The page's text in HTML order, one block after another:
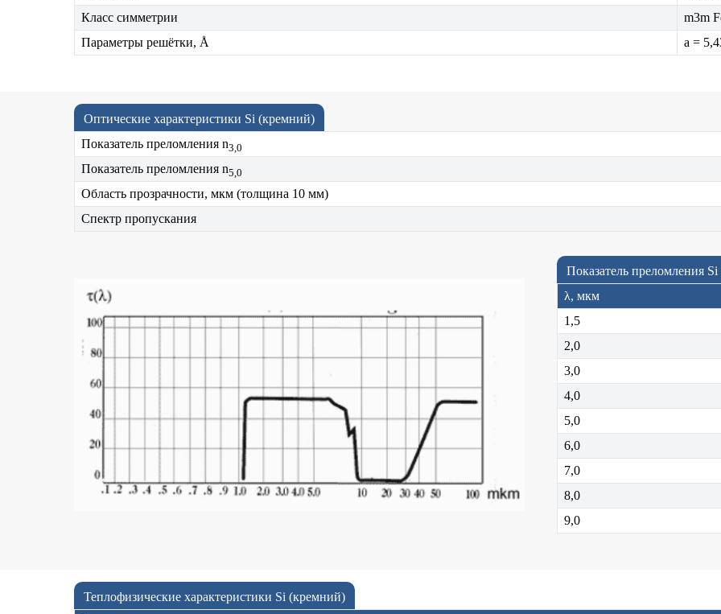
Класс симметрии
m3m
Параметры решётки, Å
a =
Оптические характеристики Si (кремний)
Показатель преломления n3,0
Показатель преломления n5,0
Область прозрачности, мкм (толщина 10 мм)
Спектр пропускания
Показатель преломления
λ, мкм
1,5
2,0
3,0
4,0
5,0
6,0
7,0
8,0
9,0
Теплофизические характеристики Si (кремний)